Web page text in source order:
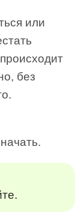
или
без